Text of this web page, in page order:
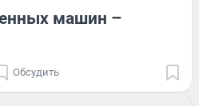
машин –
Обсудить